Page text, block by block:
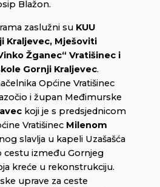
Blažon.
zaslužni su KUU
Kraljevec, Mješoviti
Žganec“ Vratišinec i
Gornji Kraljevec.
Općine Vratišinec
i župan Međimurske
koji je s predsjednicom
Vratišinec Milenom
slavlja u kapeli Uzašašća
cestu između Gornjeg
kreće u rekonstrukciju.
uprave za ceste